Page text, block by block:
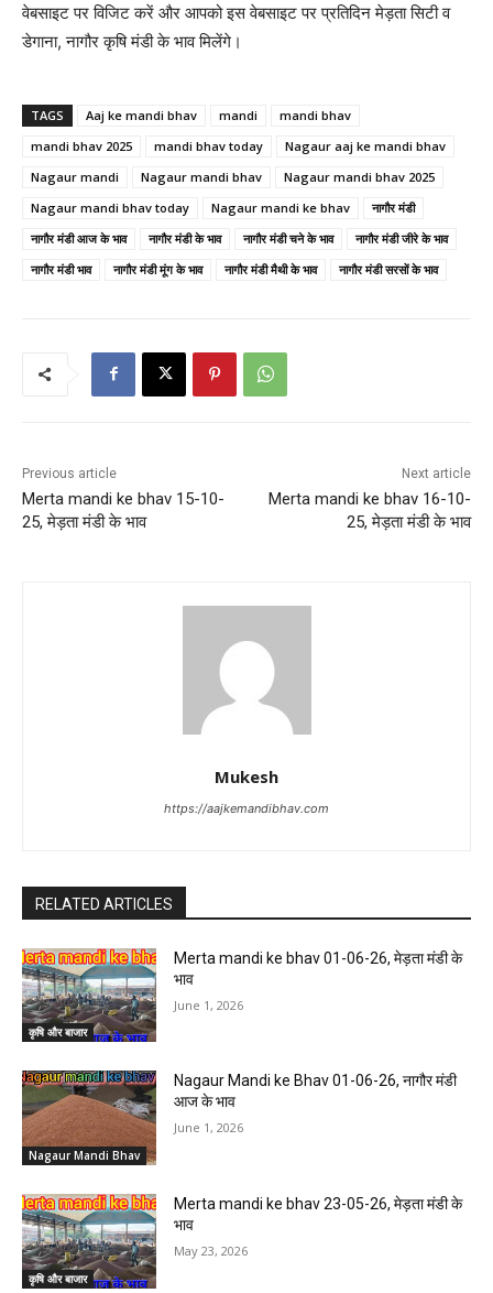
वेबसाइट पर विजिट करें और आपको इस वेबसाइट पर प्रतिदिन मेड़ता सिटी व
डेगाना, नागौर कृषि मंडी के भाव मिलेंगे।
TAGS Aaj ke mandi bhav mandi
mandi bhav
mandi bhav 2025
mandi bhav today
Nagaur aaj ke mandi bhav
Nagaur mandi
Nagaur mandi bhav
Nagaur mandi bhav 2025
Nagaur mandi bhav today
Nagaur mandi ke bhav
नागौर मंडी
नागौर मंडी आज के भाव
नागौर मंडी के भाव नागौर मंडी चने के भाव
नागौर मंडी जीरे के भाव
नागौर मंडी भाव
नागौर मंडी मूंग के भाव नागौर मंडी मैथी के भाव नागौर मंडी सरसों के भाव
Previous article
Merta mandi ke bhav 15-10-
25, मेड़ता मंडी के भाव
Next article
Merta mandi ke bhav 16-10-
25, मेड़ता मंडी के भाव
Mukesh
https://aajkemandibhav.com
RELATED ARTICLES
कृषि और बाजार
Merta mandi ke bhav 01-06-26, मेड़ता मंडी के
भाव
June 1, 2026
Nagaur Mandi Bhav
Nagaur Mandi ke Bhav 01-06-26, नागौर मंडी
आज के भाव
June 1, 2026
कृषि और बाजार
Merta mandi ke bhav 23-05-26, मेड़ता मंडी के
भाव
May 23, 2026